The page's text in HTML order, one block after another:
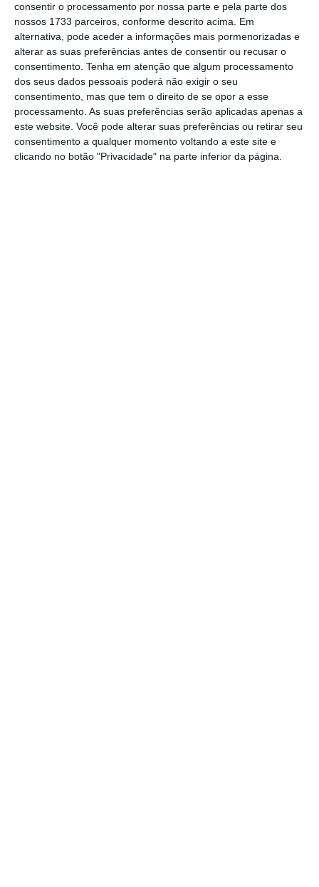
consentir o processamento por nossa parte e pela parte dos
nossos 1733 parceiros, conforme descrito acima. Em
alternativa, pode aceder a informações mais pormenorizadas e
alterar as suas preferências antes de consentir ou recusar o
consentimento. Tenha em atenção que algum processamento
dos seus dados pessoais poderá não exigir o seu
consentimento, mas que tem o direito de se opor a esse
processamento. As suas preferências serão aplicadas apenas a
este website. Você pode alterar suas preferências ou retirar seu
consentimento a qualquer momento voltando a este site e
clicando no botão "Privacidade" na parte inferior da página.
CGD presidiu ao conselho fiscal entre 2007 e
2010 e, posteriormente, à comissão de
auditoria entre 2011 e 2015, ir à Assembleia
da República.
O Revisor Oficial de Contas